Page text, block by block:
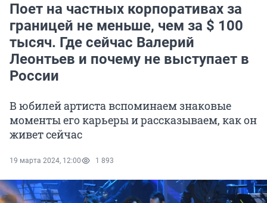
Поет на частных корпоративах за
границей не меньше, чем за $ 100
тысяч. Где сейчас Валерий
Леонтьев и почему не выступает в
России
В юбилей артиста вспоминаем знаковые
моменты его карьеры и рассказываем, как он
живет сейчас
19 марта 2024, 12:00 1 893